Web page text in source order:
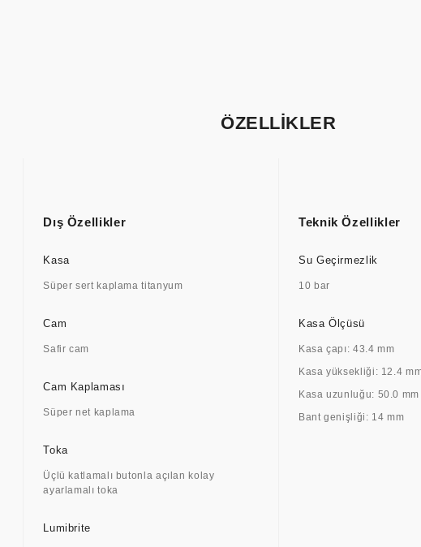
ÖZELLİKLER
Dış Özellikler
Kasa
Süper sert kaplama titanyum
Cam
Safir cam
Cam Kaplaması
Süper net kaplama
Toka
Üçlü katlamalı butonla açılan kolay
ayarlamalı toka
Lumibrite
Teknik Özellikler
Su Geçirmezlik
10 bar
Kasa Ölçüsü
Kasa çapı: 43.4 mm
Kasa yüksekliği: 12.4
Kasa uzunluğu: 50.0 mm
Bant genişliği: 14 mm